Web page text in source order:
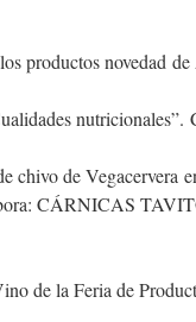
productos novedad
nutricionales”.
chivo de Vegacervera
CÁRNICAS
de la Feria de